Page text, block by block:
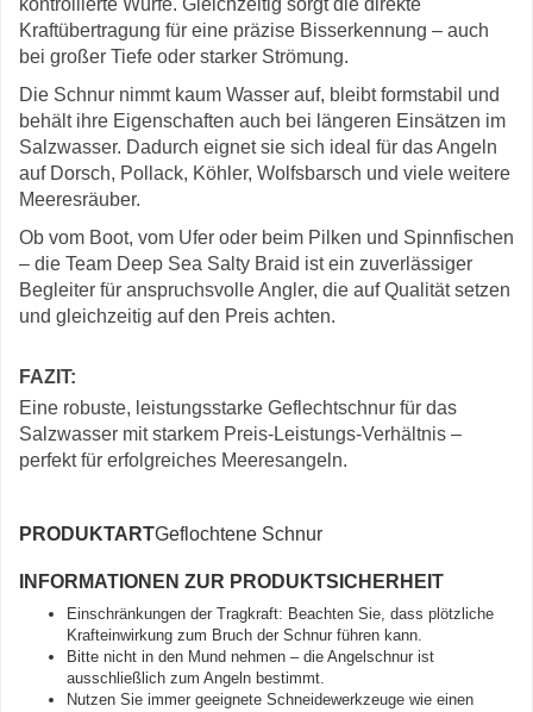
kontrollierte Würfe. Gleichzeitig sorgt die direkte
Kraftübertragung für eine präzise Bisserkennung – auch
bei großer Tiefe oder starker Strömung.
Die Schnur nimmt kaum Wasser auf, bleibt formstabil und
behält ihre Eigenschaften auch bei längeren Einsätzen im
Salzwasser. Dadurch eignet sie sich ideal für das Angeln
auf Dorsch, Pollack, Köhler, Wolfsbarsch und viele weitere
Meeresräuber.
Ob vom Boot, vom Ufer oder beim Pilken und Spinnfischen
– die Team Deep Sea Salty Braid ist ein zuverlässiger
Begleiter für anspruchsvolle Angler, die auf Qualität setzen
und gleichzeitig auf den Preis achten.
FAZIT:
Eine robuste, leistungsstarke Geflechtschnur für das
Salzwasser mit starkem Preis-Leistungs-Verhältnis –
perfekt für erfolgreiches Meeresangeln.
PRODUKTARTGeflochtene Schnur
INFORMATIONEN ZUR PRODUKTSICHERHEIT
Einschränkungen der Tragkraft: Beachten Sie, dass plötzliche
Krafteinwirkung zum Bruch der Schnur führen kann.
Bitte nicht in den Mund nehmen – die Angelschnur ist
ausschließlich zum Angeln bestimmt.
Nutzen Sie immer geeignete Schneidewerkzeuge wie einen